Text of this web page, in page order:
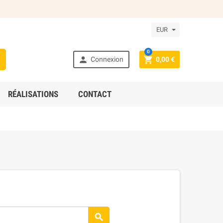
EUR
 Connexion  0,00 €
0
RÉALISATIONS CONTACT
